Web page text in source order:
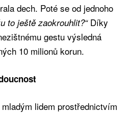
dech. Poté se od jednoho
to ještě zaokrouhlit?“Díky
gestu výsledná
10 milionů korun.
lidem prostřednictvím